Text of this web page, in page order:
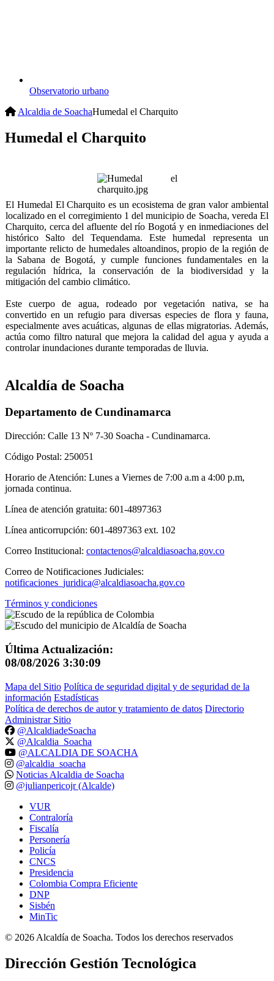
Observatorio urbano
Alcaldia de SoachaHumedal el Charquito
Humedal el Charquito
El Humedal El Charquito es un ecosistema de gran valor ambiental
localizado en el corregimiento 1 del municipio de Soacha, vereda El
Charquito, cerca del afluente del río Bogotá y en inmediaciones del
histórico Salto del Tequendama. Este humedal representa un
importante relicto de humedales altoandinos, propio de la región de
la Sabana de Bogotá, y cumple funciones fundamentales en la
regulación hídrica, la conservación de la biodiversidad y la
mitigación del cambio climático.
Este cuerpo de agua, rodeado por vegetación nativa, se ha
convertido en un refugio para diversas especies de flora y fauna,
especialmente aves acuáticas, algunas de ellas migratorias. Además,
actúa como filtro natural que mejora la calidad del agua y ayuda a
controlar inundaciones durante temporadas de lluvia.
Alcaldía de Soacha
Departamento de Cundinamarca
Dirección: Calle 13 Nº 7-30 Soacha - Cundinamarca.
Código Postal: 250051
Horario de Atención: Lunes a Viernes de 7:00 a.m a 4:00 p.m,
jornada continua.
Línea de atención gratuita: 601-4897363
Línea anticorrupción: 601-4897363 ext. 102
Correo Institucional: contactenos@alcaldiasoacha.gov.co
Correo de Notificaciones Judiciales:
notificaciones_juridica@alcaldiasoacha.gov.co
Términos y condiciones
Última Actualización:
08/08/2026 3:30:09
Mapa del Sitio Política de seguridad digital y de seguridad de la
información Estadísticas
Política de derechos de autor y tratamiento de datos Directorio
Administrar Sitio
@AlcaldiadeSoacha
@Alcaldia_Soacha
@ALCALDIA DE SOACHA
@alcaldia_soacha
Noticias Alcaldia de Soacha
@julianpericojr (Alcalde)
VUR
Contraloría
Fiscalía
Personería
Policía
CNCS
Presidencia
Colombia Compra Eficiente
DNP
Sisbén
MinTic
© 2026 Alcaldía de Soacha. Todos los derechos reservados
Dirección Gestión Tecnológica